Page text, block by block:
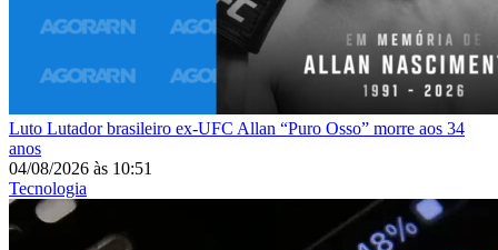
Luto Lutador brasileiro ex-UFC Allan “Puro Osso” morre aos 34
anos
04/08/2026 às 10:51
Tecnologia